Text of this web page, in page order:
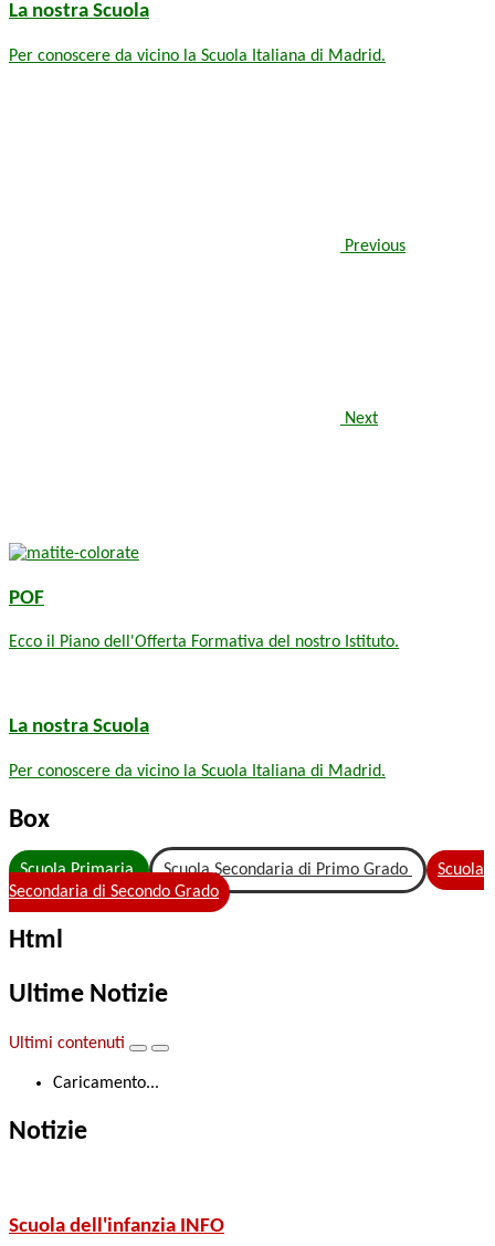
La nostra Scuola
Per conoscere da vicino la Scuola Italiana di Madrid.
Previous
Next
POF
Ecco il Piano dell'Offerta Formativa del nostro Istituto.
La nostra Scuola
Per conoscere da vicino la Scuola Italiana di Madrid.
Box
Scuola Primaria Scuola Secondaria di Primo Grado
Scuola
Secondaria di Secondo Grado
Html
Ultime Notizie
Ultimi contenuti
Caricamento...
Notizie
Scuola dell'infanzia INFO